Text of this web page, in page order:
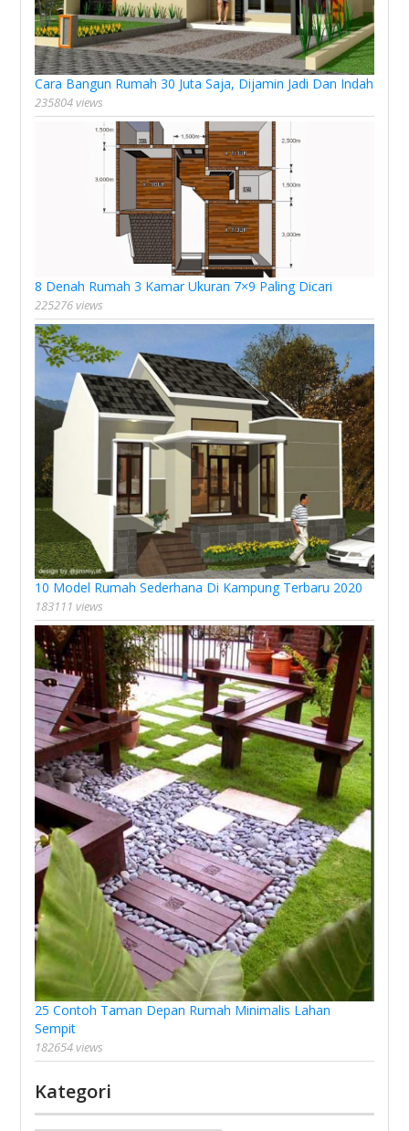
Cara Bangun Rumah 30 Juta Saja, Dijamin Jadi Dan Indah
235804 views
8 Denah Rumah 3 Kamar Ukuran 7×9 Paling Dicari
225276 views
10 Model Rumah Sederhana Di Kampung Terbaru 2020
183111 views
25 Contoh Taman Depan Rumah Minimalis Lahan
Sempit
182654 views
Kategori